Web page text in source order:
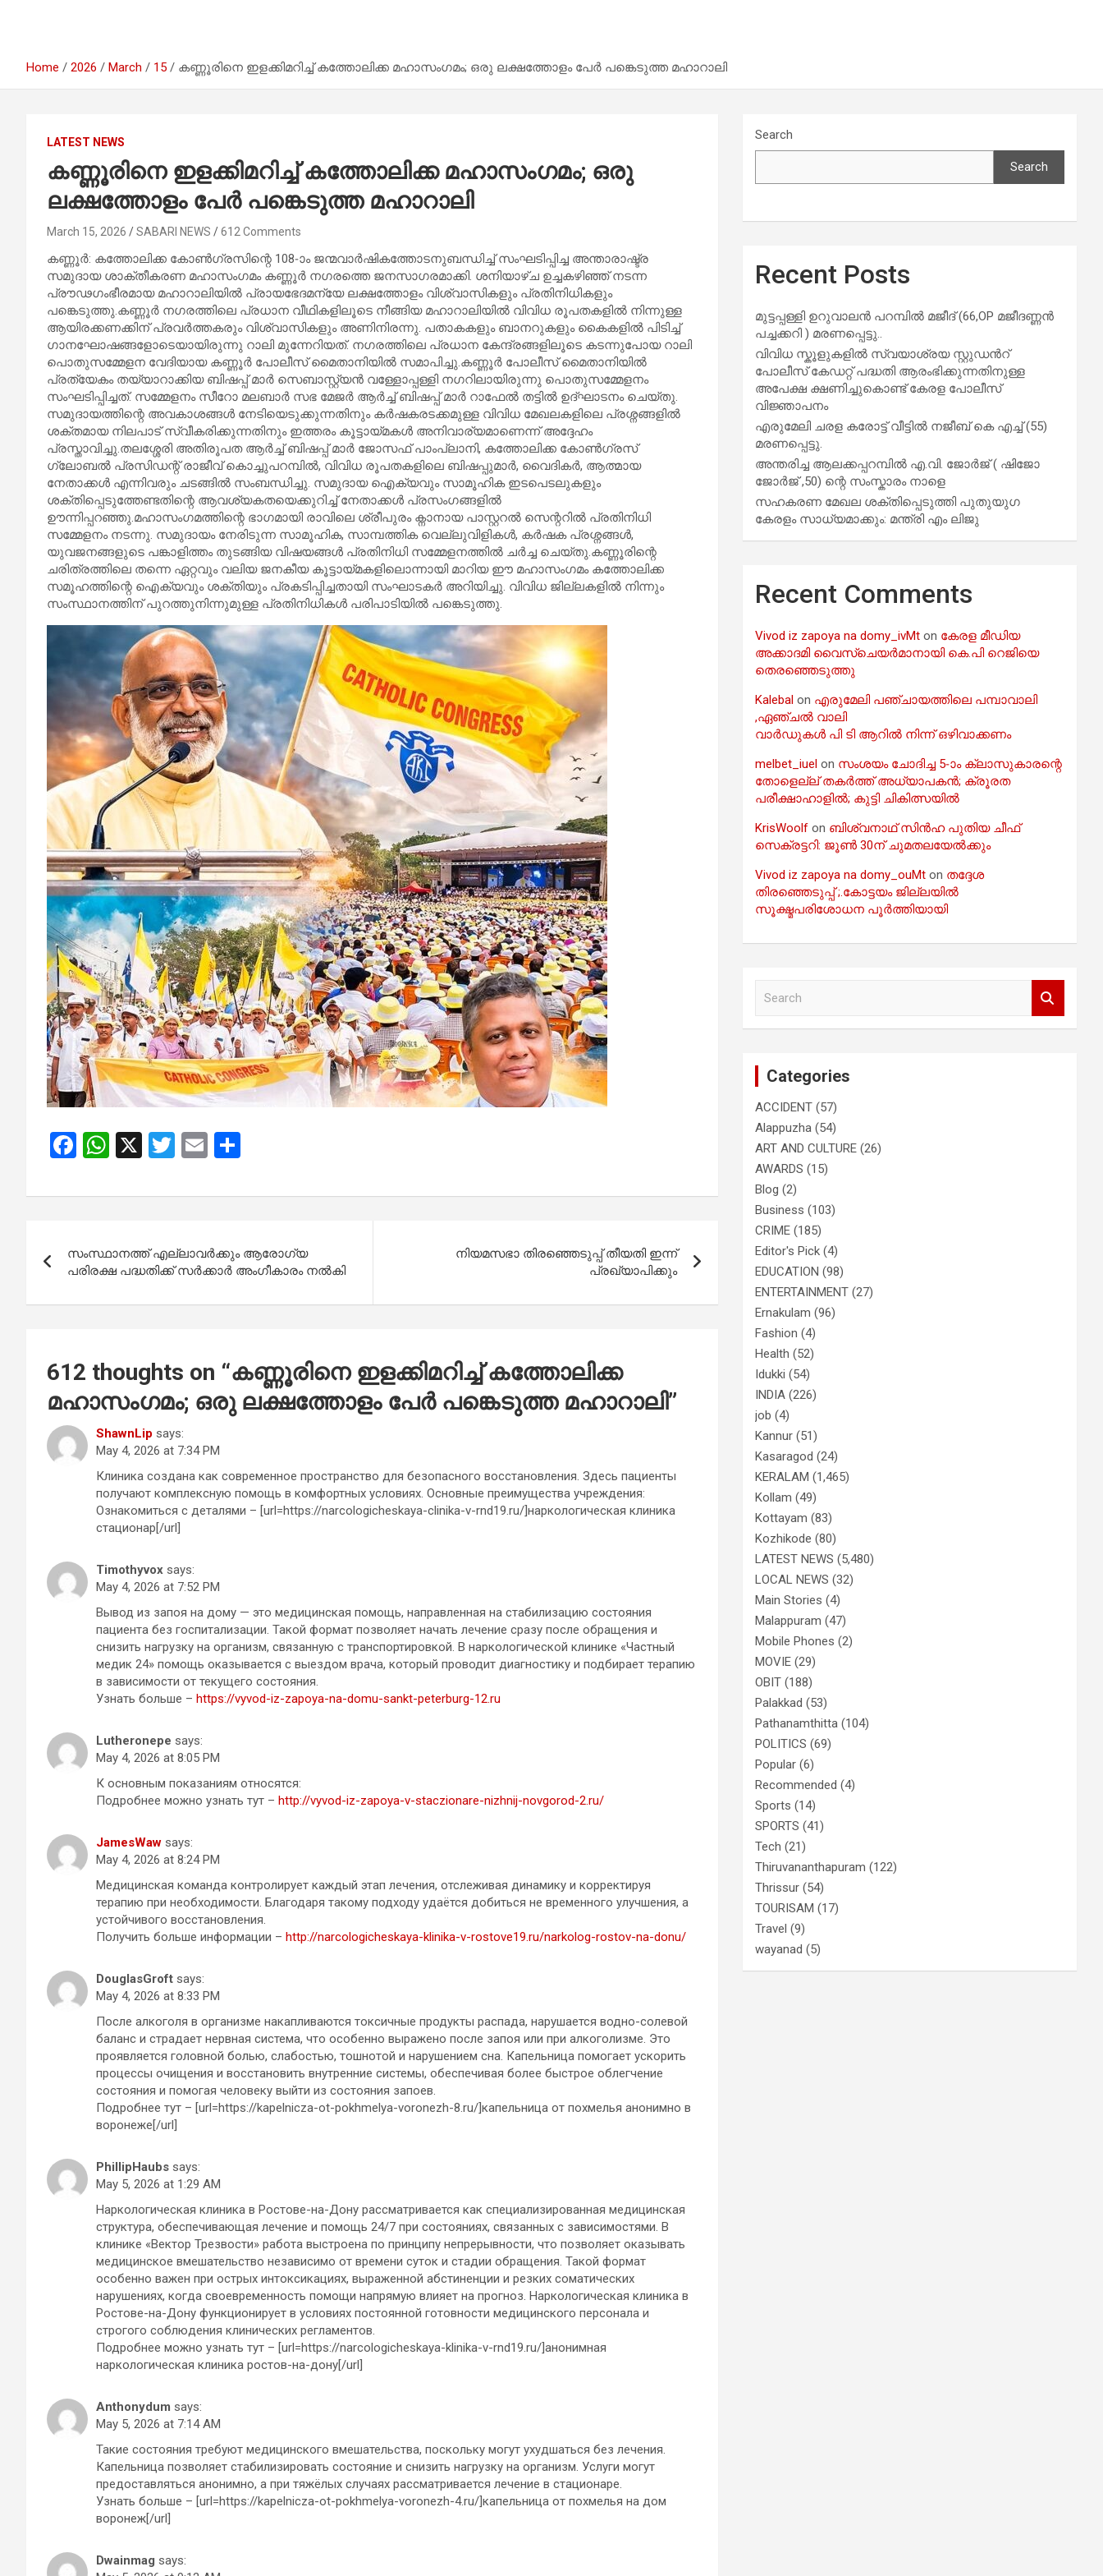
Home 2026 March 15 കണ്ണൂരിനെ ഇളക്കിമറിച്ച് കത്തോലിക്ക മഹാസംഗമം; ഒരു ലക്ഷത്തോളം പേർ പങ്കെടുത്ത മഹാറാലി
LATEST NEWS
കണ്ണൂരിനെ ഇളക്കിമറിച്ച് കത്തോലിക്ക മഹാസംഗമം; ഒരു
ലക്ഷത്തോളം പേർ പങ്കെടുത്ത മഹാറാലി
March 15, 2026 SABARI NEWS 612 Comments
കണ്ണൂർ: കത്തോലിക്ക കോൺഗ്രസിന്റെ 108-ാം ജന്മവാർഷികത്തോടനുബന്ധിച്ച് സംഘടിപ്പിച്ച അന്താരാഷ്ട്ര
സമുദായ ശാക്തീകരണ മഹാസംഗമം കണ്ണൂർ നഗരത്തെ ജനസാഗരമാക്കി. ശനിയാഴ്ച ഉച്ചകഴിഞ്ഞ് നടന്ന
പ്രൗഢഗംഭീരമായ മഹാറാലിയിൽ പ്രായഭേദമന്യേ ലക്ഷത്തോളം വിശ്വാസികളും പ്രതിനിധികളും
പങ്കെടുത്തു.കണ്ണൂർ നഗരത്തിലെ പ്രധാന വീഥികളിലൂടെ നീങ്ങിയ മഹാറാലിയിൽ വിവിധ രൂപതകളിൽ നിന്നുള്ള
ആയിരക്കണക്കിന് പ്രവർത്തകരും വിശ്വാസികളും അണിനിരന്നു. പതാകകളും ബാനറുകളും കൈകളിൽ പിടിച്ച്
ഗാനഘോഷങ്ങളോടെയായിരുന്നു റാലി മുന്നേറിയത്. നഗരത്തിലെ പ്രധാന കേന്ദ്രങ്ങളിലൂടെ കടന്നുപോയ റാലി
പൊതുസമ്മേളന വേദിയായ കണ്ണൂർ പോലീസ് മൈതാനിയിൽ സമാപിച്ചു.കണ്ണൂർ പോലീസ് മൈതാനിയിൽ
പ്രത്യേകം തയ്യാറാക്കിയ ബിഷപ്പ് മാർ സെബാസ്റ്റ്യൻ വള്ളോപ്പള്ളി നഗറിലായിരുന്നു പൊതുസമ്മേളനം
സംഘടിപ്പിച്ചത്. സമ്മേളനം സീറോ മലബാർ സഭ മേജർ ആർച്ച് ബിഷപ്പ് മാർ റാഫേൽ തട്ടിൽ ഉദ്ഘാടനം ചെയ്തു.
സമുദായത്തിന്റെ അവകാശങ്ങൾ നേടിയെടുക്കുന്നതിനും കർഷകരടക്കമുള്ള വിവിധ മേഖലകളിലെ പ്രശ്നങ്ങളിൽ
ശക്തമായ നിലപാട് സ്വീകരിക്കുന്നതിനും ഇത്തരം കൂട്ടായ്മകൾ അനിവാര്യമാണെന്ന് അദ്ദേഹം
പ്രസ്താവിച്ചു.തലശ്ശേരി അതിരൂപത ആർച്ച് ബിഷപ്പ് മാർ ജോസഫ് പാംപ്ലാനി, കത്തോലിക്ക കോൺഗ്രസ്
ഗ്ലോബൽ പ്രസിഡന്റ് രാജീവ് കൊച്ചുപറമ്പിൽ, വിവിധ രൂപതകളിലെ ബിഷപ്പുമാർ, വൈദികർ, ആത്മായ
നേതാക്കൾ എന്നിവരും ചടങ്ങിൽ സംബന്ധിച്ചു. സമുദായ ഐക്യവും സാമൂഹിക ഇടപെടലുകളും
ശക്തിപ്പെടുത്തേണ്ടതിന്റെ ആവശ്യകതയെക്കുറിച്ച് നേതാക്കൾ പ്രസംഗങ്ങളിൽ
ഊന്നിപ്പറഞ്ഞു.മഹാസംഗമത്തിന്റെ ഭാഗമായി രാവിലെ ശ്രീപുരം ക്നാനായ പാസ്റ്ററൽ സെന്ററിൽ പ്രതിനിധി
സമ്മേളനം നടന്നു. സമുദായം നേരിടുന്ന സാമൂഹിക, സാമ്പത്തിക വെല്ലുവിളികൾ, കർഷക പ്രശ്നങ്ങൾ,
യുവജനങ്ങളുടെ പങ്കാളിത്തം തുടങ്ങിയ വിഷയങ്ങൾ പ്രതിനിധി സമ്മേളനത്തിൽ ചർച്ച ചെയ്തു.കണ്ണൂരിന്റെ
ചരിത്രത്തിലെ തന്നെ ഏറ്റവും വലിയ ജനകീയ കൂട്ടായ്മകളിലൊന്നായി മാറിയ ഈ മഹാസംഗമം കത്തോലിക്ക
സമൂഹത്തിന്റെ ഐക്യവും ശക്തിയും പ്രകടിപ്പിച്ചതായി സംഘാടകർ അറിയിച്ചു. വിവിധ ജില്ലകളിൽ നിന്നും
സംസ്ഥാനത്തിന് പുറത്തുനിന്നുമുള്ള പ്രതിനിധികൾ പരിപാടിയിൽ പങ്കെടുത്തു.
F
ce
o
o
k
W
at
A
p
p
X
T
tt
E
ail ar
navigation
സംസ്ഥാനത്ത് എല്ലാവര്‍ക്കും ആരോഗ്യ
പരിരക്ഷ പദ്ധതിക്ക് സര്‍ക്കാര്‍ അംഗീകാരം നല്‍കി
നിയമസഭാ തിരഞ്ഞെടുപ്പ് തീയതി ഇന്ന്
പ്രഖ്യാപിക്കും
612 thoughts on “കണ്ണൂരിനെ ഇളക്കിമറിച്ച് കത്തോലിക്ക
മഹാസംഗമം; ഒരു ലക്ഷത്തോളം പേർ പങ്കെടുത്ത മഹാറാലി”
ShawnLip says:
May 4, 2026 at 7:34 PM
Клиника создана как современное пространство для безопасного восстановления. Здесь пациенты
получают комплексную помощь в комфортных условиях. Основные преимущества учреждения:
Ознакомиться с деталями – [url=https://narcologicheskaya-clinika-v-rnd19.ru/]наркологическая клиника
стационар[/url]
Timothyvox says:
May 4, 2026 at 7:52 PM
Вывод из запоя на дому — это медицинская помощь, направленная на стабилизацию состояния
пациента без госпитализации. Такой формат позволяет начать лечение сразу после обращения и
снизить нагрузку на организм, связанную с транспортировкой. В наркологической клинике «Частный
медик 24» помощь оказывается с выездом врача, который проводит диагностику и подбирает терапию
в зависимости от текущего состояния.
Узнать больше – https://vyvod-iz-zapoya-na-domu-sankt-peterburg-12.ru
Lutheronepe says:
May 4, 2026 at 8:05 PM
К основным показаниям относятся:
Подробнее можно узнать тут – http://vyvod-iz-zapoya-v-staczionare-nizhnij-novgorod-2.ru/
JamesWaw says:
May 4, 2026 at 8:24 PM
Медицинская команда контролирует каждый этап лечения, отслеживая динамику и корректируя
терапию при необходимости. Благодаря такому подходу удаётся добиться не временного улучшения, а
устойчивого восстановления.
Получить больше информации – http://narcologicheskaya-klinika-v-rostove19.ru/narkolog-rostov-na-donu/
DouglasGroft says:
May 4, 2026 at 8:33 PM
После алкоголя в организме накапливаются токсичные продукты распада, нарушается водно-солевой
баланс и страдает нервная система, что особенно выражено после запоя или при алкоголизме. Это
проявляется головной болью, слабостью, тошнотой и нарушением сна. Капельница помогает ускорить
процессы очищения и восстановить внутренние системы, обеспечивая более быстрое облегчение
состояния и помогая человеку выйти из состояния запоев.
Подробнее тут – [url=https://kapelnicza-ot-pokhmelya-voronezh-8.ru/]капельница от похмелья анонимно в
воронеже[/url]
PhillipHaubs says:
May 5, 2026 at 1:29 AM
Наркологическая клиника в Ростове-на-Дону рассматривается как специализированная медицинская
структура, обеспечивающая лечение и помощь 24/7 при состояниях, связанных с зависимостями. В
клинике «Вектор Трезвости» работа выстроена по принципу непрерывности, что позволяет оказывать
медицинское вмешательство независимо от времени суток и стадии обращения. Такой формат
особенно важен при острых интоксикациях, выраженной абстиненции и резких соматических
нарушениях, когда своевременность помощи напрямую влияет на прогноз. Наркологическая клиника в
Ростове-на-Дону функционирует в условиях постоянной готовности медицинского персонала и
строгого соблюдения клинических регламентов.
Подробнее можно узнать тут – [url=https://narcologicheskaya-klinika-v-rnd19.ru/]анонимная
наркологическая клиника ростов-на-дону[/url]
Anthonydum says:
May 5, 2026 at 7:14 AM
Такие состояния требуют медицинского вмешательства, поскольку могут ухудшаться без лечения.
Капельница позволяет стабилизировать состояние и снизить нагрузку на организм. Услуги могут
предоставляться анонимно, а при тяжёлых случаях рассматривается лечение в стационаре.
Узнать больше – [url=https://kapelnicza-ot-pokhmelya-voronezh-4.ru/]капельница от похмелья на дом
воронеж[/url]
Dwainmag says:
Search
Search
Recent Posts
മുട്ടപ്പള്ളി ഉറുവാലൻ പറമ്പിൽ മജീദ് (66,OP മജീദണ്ണൻ
പച്ചക്കറി ) മരണപ്പെട്ടു..
വിവിധ സ്കൂളുകളില്‍ സ്വയാശ്രയ സ്റ്റുഡന്‍റ്
പോലീസ് കേഡറ്റ് പദ്ധതി ആരംഭിക്കുന്നതിനുള്ള
അപേക്ഷ ക്ഷണിച്ചുകൊണ്ട് കേരള പോലീസ്
വിജ്ഞാപനം
എരുമേലി ചരള കരോട്ട് വീട്ടിൽ നജീബ് കെ എച്ച് (55)
മരണപ്പെട്ടു.
അന്തരിച്ച ആ​ല​ക്ക​പ്പ​റമ്പിൽ​ എ.​വി. ജോ​ർ​ജ് ( ഷിജോ
ജോർജ് ,50) ന്റെ സംസ്കാരം നാളെ
സഹകരണ മേഖല ശക്തിപ്പെടുത്തി പുതുയുഗ
കേരളം സാധ്യമാക്കും: മന്ത്രി എം ലിജു
Recent Comments
Vivod iz zapoya na domy_ivMt on കേരള മീഡിയ
അക്കാദമി വൈസ്ചെയർമാനായി കെ.പി റെജിയെ
തെരഞ്ഞെടുത്തു
Kalebal on എരുമേലി പഞ്ചായത്തിലെ പമ്പാവാലി
,ഏഞ്ചൽ വാലി
വാർഡുകൾ പി ടി ആറിൽ നിന്ന് ഒഴിവാക്കണം
melbet_iuel on സംശയം ചോദിച്ച 5-ാം ക്ലാസുകാരന്റെ
തോളെല്ല് തകർത്ത് അധ്യാപകൻ; ക്രൂരത
പരീക്ഷാഹാളിൽ; കുട്ടി ചികിത്സയിൽ
KrisWoolf on ബിശ്വനാഥ് സിൻഹ പുതിയ ചീഫ്
സെക്രട്ടറി: ജൂൺ 30ന് ചുമതലയേൽക്കും
Vivod iz zapoya na domy_ouMt on തദ്ദേശ
തിരഞ്ഞെടുപ്പ് ;.കോട്ടയം ജില്ലയിൽ
സൂക്ഷ്മപരിശോധന പൂർത്തിയായി
Categories
ACCIDENT (57)
Alappuzha (54)
ART AND CULTURE (26)
AWARDS (15)
Blog (2)
Business (103)
CRIME (185)
Editor's Pick (4)
EDUCATION (98)
ENTERTAINMENT (27)
Ernakulam (96)
Fashion (4)
Health (52)
Idukki (54)
INDIA (226)
job (4)
Kannur (51)
Kasaragod (24)
KERALAM (1,465)
Kollam (49)
Kottayam (83)
Kozhikode (80)
LATEST NEWS (5,480)
LOCAL NEWS (32)
Main Stories (4)
Malappuram (47)
Mobile Phones (2)
MOVIE (29)
OBIT (188)
Palakkad (53)
Pathanamthitta (104)
POLITICS (69)
Popular (6)
Recommended (4)
Sports (14)
SPORTS (41)
Tech (21)
Thiruvananthapuram (122)
Thrissur (54)
TOURISAM (17)
Travel (9)
wayanad (5)